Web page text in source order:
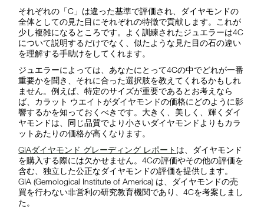
それぞれの「C」は違った基準で評価され、ダイヤモンドの
全体としての見た目にそれぞれの特徴で貢献します。これが
少し複雑になるところです。よく訓練されたジュエラーは4C
について説明するだけでなく、似たような見た目の石の違い
を理解する手助けをしてくれます。
ジュエラーによっては、あなたにとって4Cの中でどれが一番
重要かを聞き、それに合った選択肢を教えてくれるかもしれ
ません。例えば、特定のサイズが重要であるとお考えなら
ば、カラット ウエイトがダイヤモンドの価格にどのように影
響するかを知っておくべきです。大きく、美しく、輝くダイ
ヤモンドは、同じ品質でより小さいダイヤモンドよりもカラ
ットあたりの価格が高くなります。
GIAダイヤモンド グレーディング レポート は、ダイヤモンド
を購入する際には欠かせません。4Cの評価やその他の評価を
含む、独立した公正なダイヤモンドの評価を提供します。
GIA (Gemological Institute of America) は、ダイヤモンドの売
買を行わない非営利の研究教育機関であり、4Cを考案しまし
た。